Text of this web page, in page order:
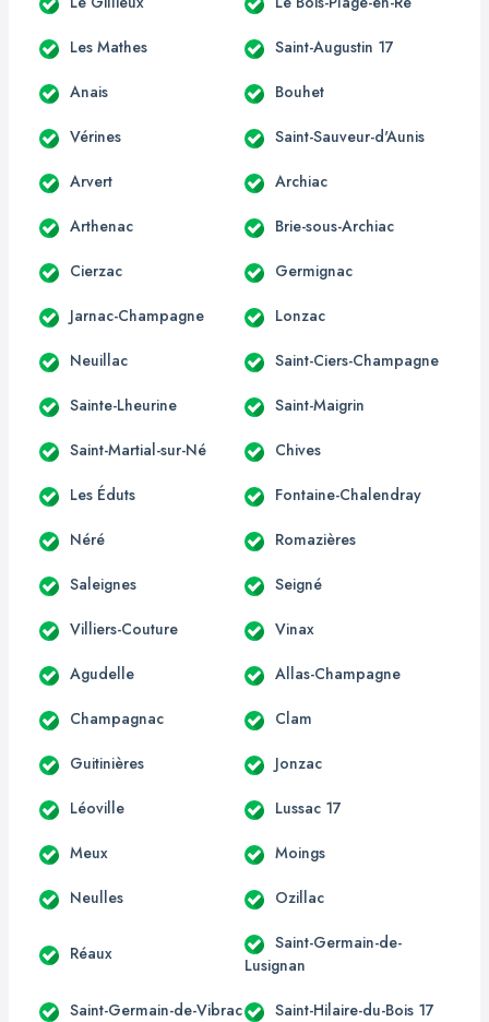
Les Mathes Saint-Augustin 17
Anais Bouhet
Vérines Saint-Sauveur-d'Aunis
Arvert Archiac
Arthenac Brie-sous-Archiac
Cierzac Germignac
Jarnac-Champagne Lonzac
Neuillac Saint-Ciers-Champagne
Sainte-Lheurine Saint-Maigrin
Saint-Martial-sur-Né Chives
Les Éduts Fontaine-Chalendray
Néré Romazières
Saleignes Seigné
Villiers-Couture Vinax
Agudelle Allas-Champagne
Champagnac Clam
Guitinières Jonzac
Léoville Lussac 17
Meux Moings
Neulles Ozillac
Réaux
Saint-Germain-de-
Lusignan
Saint-Germain-de-Vibrac Saint-Hilaire-du-Bois 17